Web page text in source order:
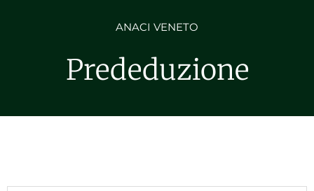
ANACI VENETO
Prededuzione